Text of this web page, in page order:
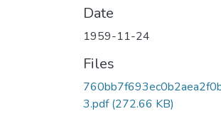
Date
1959-11-24
Files
3.pdf(272.66 KB)